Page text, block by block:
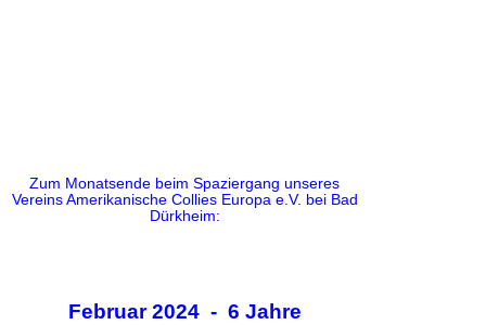
Zum Monatsende beim Spaziergang unseres
Vereins Amerikanische Collies Europa e.V. bei Bad
Dürkheim:
Februar 2024 - 6 Jahre